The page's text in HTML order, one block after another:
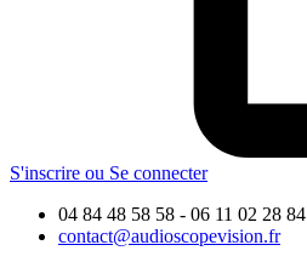
S'inscrire ou Se connecter
04 84 48 58 58 - 06 11 02 28 84
contact@audioscopevision.fr